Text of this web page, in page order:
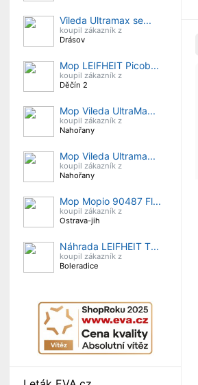
Vileda Ultramax se...
koupil zákazník z
Drásov
Mop LEIFHEIT Picob...
koupil zákazník z
Děčín 2
Mop Vileda UltraMa...
koupil zákazník z
Nahořany
Mop Vileda Ultrama...
koupil zákazník z
Nahořany
Mop Mopio 90487 Fl...
koupil zákazník z
Ostrava-jih
Náhrada LEIFHEIT T...
koupil zákazník z
Boleradice